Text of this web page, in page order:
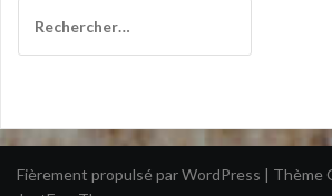
Fièrement propulsé par WordPress | Thème